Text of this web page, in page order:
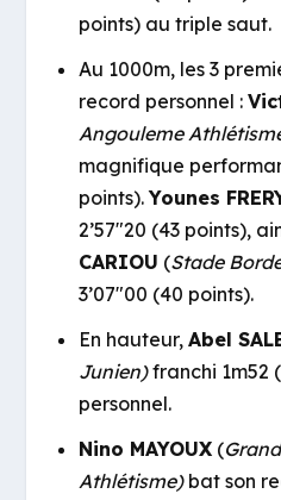
points) au triple saut.
Au 1000m, les 3
record personnel :
Angouleme
magnifique
points).Younes
2’57″20 (43 points),
CARIOU (Stade
3’07″00 (40 points).
En hauteur, Abel
Junien)franchi 1m52
personnel.
Nino MAYOUX(
Athlétisme)bat son